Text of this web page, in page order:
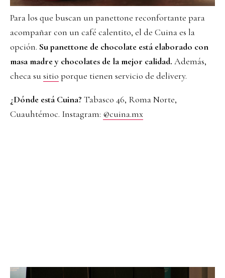
Para los que buscan un panettone reconfortante para
acompañar con un café calentito, el de Cuina es la
opción. Su panettone de chocolate está elaborado con
masa madre y chocolates de la mejor calidad. Además,
checa susitio porque tienen servicio de delivery.
¿Dónde está Cuina? Tabasco 46, Roma Norte,
Cuauhtémoc. Instagram: @cuina.mx